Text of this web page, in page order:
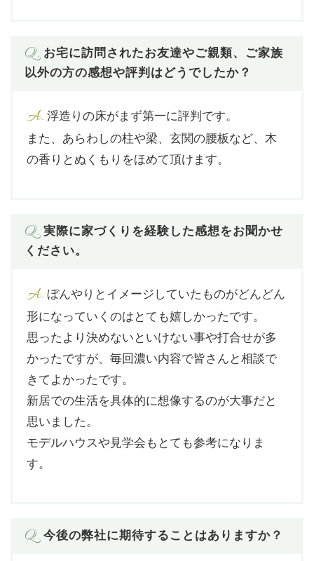
Q. お宅に訪問されたお友達やご親類、ご家族
以外の方の感想や評判はどうでしたか？
A. 浮造りの床がまず第一に評判です。
また、あらわしの柱や梁、玄関の腰板など、木
の香りとぬくもりをほめて頂けます。
Q. 実際に家づくりを経験した感想をお聞かせ
ください。
A. ぼんやりとイメージしていたものがどんどん
形になっていくのはとても嬉しかったです。
思ったより決めないといけない事や打合せが多
かったですが、毎回濃い内容で皆さんと相談で
きてよかったです。
新居での生活を具体的に想像するのが大事だと
思いました。
モデルハウスや見学会もとても参考になりま
す。
Q. 今後の弊社に期待することはありますか？